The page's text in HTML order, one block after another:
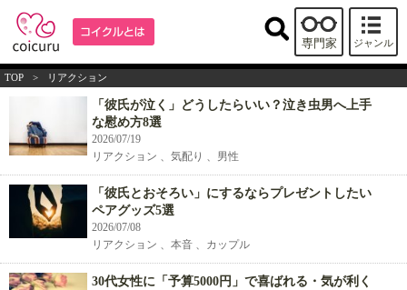
ジャンル
専門家
TOP > リアクション
「彼氏が泣く」どうしたらいい？泣き虫男へ上手
な慰め方8選
2026/07/19
リアクション 、気配り 、男性
「彼氏とおそろい」にするならプレゼントしたい
ペアグッズ5選
2026/07/08
リアクション 、本音 、カップル
30代女性に「予算5000円」で喜ばれる・気が利く